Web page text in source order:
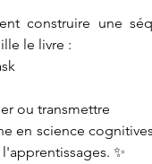
construire une
le livre :
ou transmettre
en science
✨